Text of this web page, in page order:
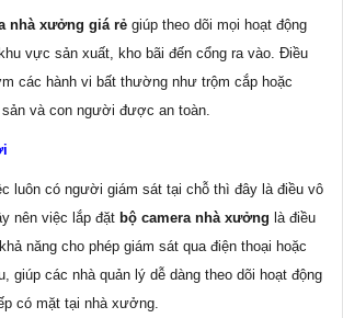
nhà xưởng giá rẻ giúp theo dõi mọi hoạt động
vực sản xuất, kho bãi đến cổng ra vào. Điều
các hành vi bất thường như trộm cắp hoặc
và con người được an toàn.
luôn có người giám sát tại chỗ thì đây là điều vô
nên việc lắp đặt bộ camera nhà xưởng là điều
năng cho phép giám sát qua điện thoại hoặc
giúp các nhà quản lý dễ dàng theo dõi hoạt động
có mặt tại nhà xưởng.